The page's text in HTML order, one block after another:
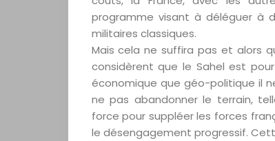
International
Contact
Search
programme visant à déléguer à
militaires classiques.
Mais cela ne suffira pas et alors
considèrent que le Sahel est
économique que géo-politique il
ne pas abandonner le terrain,
force pour suppléer les forces
le désengagement progressif.